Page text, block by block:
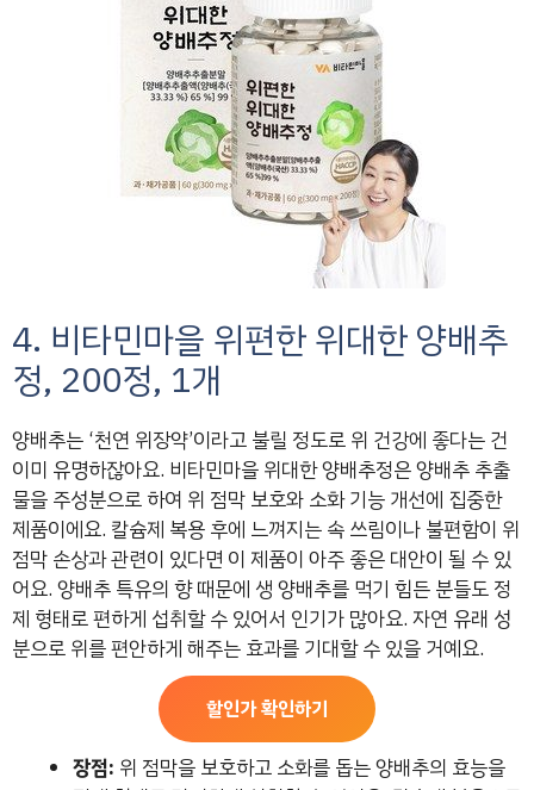
4. 비타민마을 위편한 위대한 양배추
정, 200정, 1개
양배추는 ‘천연 위장약’이라고 불릴 정도로 위 건강에 좋다는 건
이미 유명하잖아요. 비타민마을 위대한 양배추정은 양배추 추출
물을 주성분으로 하여 위 점막 보호와 소화 기능 개선에 집중한
제품이에요. 칼슘제 복용 후에 느껴지는 속 쓰림이나 불편함이 위
점막 손상과 관련이 있다면 이 제품이 아주 좋은 대안이 될 수 있
어요. 양배추 특유의 향 때문에 생 양배추를 먹기 힘든 분들도 정
제 형태로 편하게 섭취할 수 있어서 인기가 많아요. 자연 유래 성
분으로 위를 편안하게 해주는 효과를 기대할 수 있을 거예요.
할인가 확인하기
장점: 위 점막을 보호하고 소화를 돕는 양배추의 효능을